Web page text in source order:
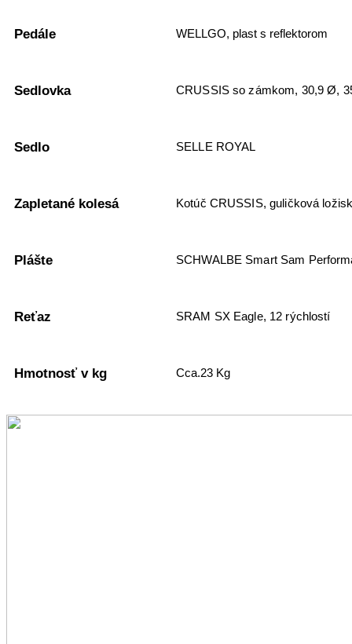
Pedále WELLGO, plast s reflektorom
Sedlovka CRUSSIS so zámkom, 30,9 Ø,
Sedlo SELLE ROYAL
Zapletané kolesá Kotúč CRUSSIS, guličková
Plášte SCHWALBE Smart Sam
Reťaz SRAM SX Eagle, 12 rýchlostí
Hmotnosť v kg Cca.23 Kg